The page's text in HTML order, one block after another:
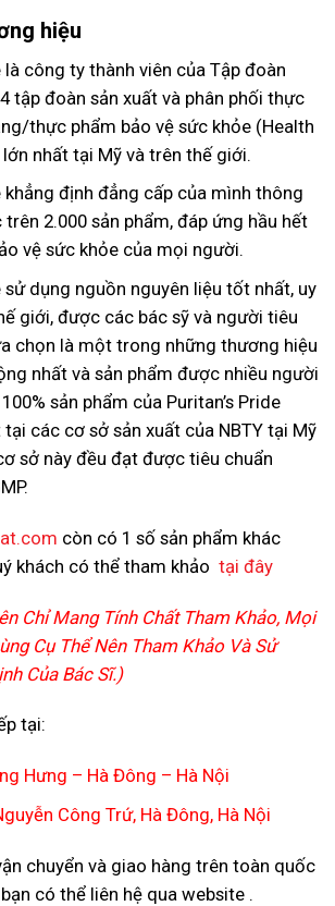
hiệu
là công ty thành viên của Tập đoàn
tập đoàn sản xuất và phân phối thực
thực phẩm bảo vệ sức khỏe (Health
nhất tại Mỹ và trên thế giới.
khẳng định đẳng cấp của mình thông
2.000 sản phẩm, đáp ứng hầu hết
vệ sức khỏe của mọi người.
sử dụng nguồn nguyên liệu tốt nhất, uy
giới, được các bác sỹ và người tiêu
chọn là một trong những thương hiệu
nhất và sản phẩm được nhiều người
sản phẩm của Puritan’s Pride
các cơ sở sản xuất của NBTY tại Mỹ
sở này đều đạt được tiêu chuẩn
còn có 1 số sản phẩm khác
khách có thể tham khảo tại đây
Chỉ Mang Tính Chất Tham Khảo, Mọi
Cụ Thể Nên Tham Khảo Và Sử
Của Bác Sĩ.)
tại:
Hưng – Hà Đông – Hà Nội
Công Trứ, Hà Đông, Hà Nội
ận chuyển và giao hàng trên toàn quốc
có thể liên hệ qua website .